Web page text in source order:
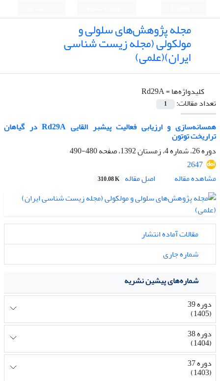
مجله پژوهش‌های سلولی و
مولکولی (مجله زیست شناسی
ایران)(علمی)
کلیدواژه‌ها =Rd29A
تعداد مقالات:
1
همسانه‌سازی و ارزیابی فعالیت پیشبر القایی Rd29A در گیاهان
تراریخت توتون
دوره 26، شماره 4، زمستان 1392، صفحه
480-490
2647
مشاهده مقاله
اصل مقاله 310.08 K
مقالات آماده انتشار
شماره جاری
شماره‌های پیشین نشریه
دوره 39
(1405)
دوره 38
(1404)
دوره 37
(1403)